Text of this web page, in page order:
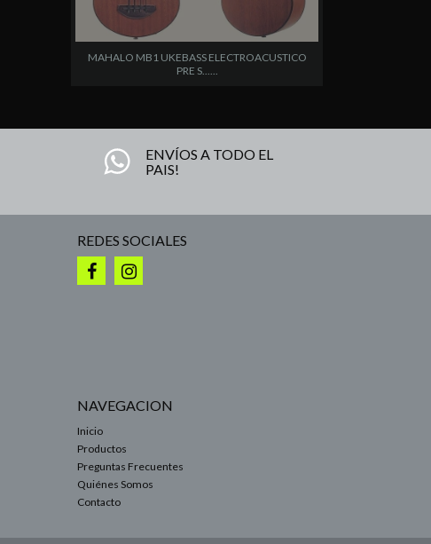
MAHALO MB1 UKEBASS ELECTROACUSTICO
PRE S......
ENVÍOS A TODO EL
PAIS!
REDES SOCIALES
NAVEGACION
Inicio
Productos
Preguntas Frecuentes
Quiénes Somos
Contacto